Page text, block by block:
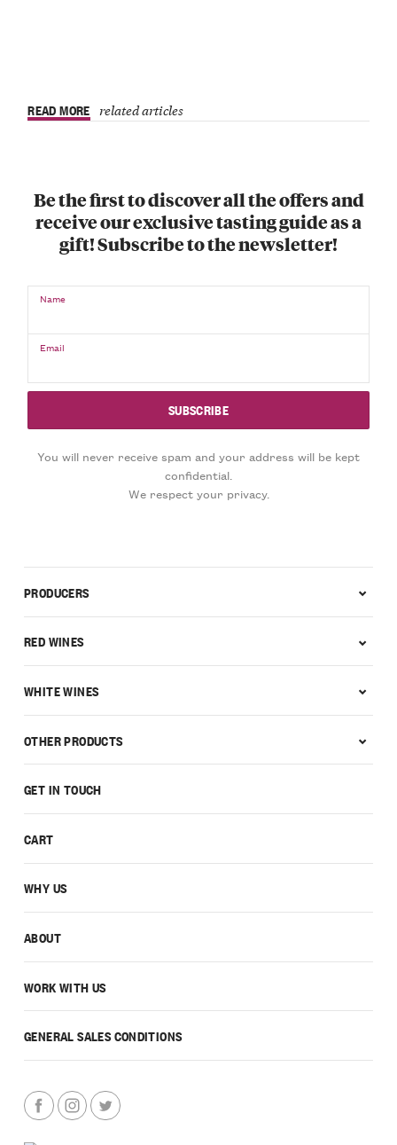
READ MORE related articles
Be the first to discover all the offers and
receive our exclusive tasting guide as a
gift! Subscribe to the newsletter!
Name
Email
You will never receive spam and your address will be kept
confidential.
We respect your privacy.
GET IN TOUCH
CART
WHY US
ABOUT
WORK WITH US
GENERAL SALES CONDITIONS
PRODUCERS
RED WINES
WHITE WINES
OTHER PRODUCTS